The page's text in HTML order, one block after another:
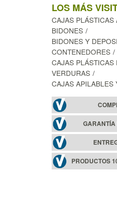
LOS MÁS
CAJAS PLÁSTICAS
BIDONES
BIDONES Y
CONTENEDORES
CAJAS PLÁSTICAS
VERDURAS
CAJAS APILABLES
GARANTÍA
PRODUCTOS